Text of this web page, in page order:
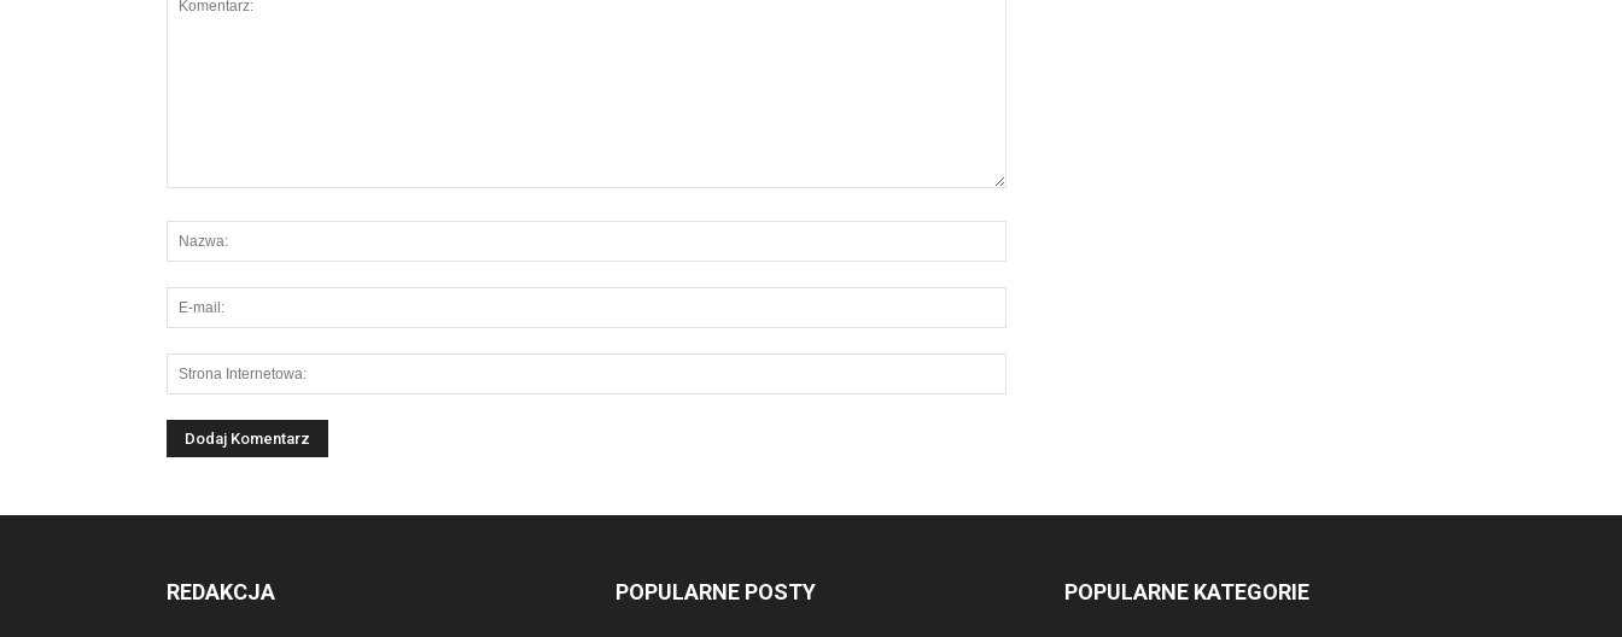
REDAKCJA POPULARNE POSTY POPULARNE KATEGORIE